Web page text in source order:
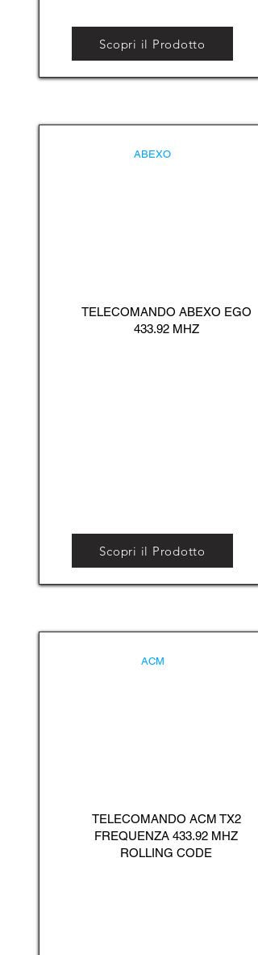
Scopri il Prodotto
ABEXO
TELECOMANDO ABEXO EGO
433.92 MHZ
Scopri il Prodotto
ACM
TELECOMANDO ACM TX2
FREQUENZA 433.92 MHZ
ROLLING CODE